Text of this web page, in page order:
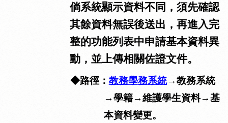
倘系統顯示資料不同，須先確認
其餘資料無誤後送出，再進入完
整的功能列表中申請基本資料異
動，並上傳相關佐證文件。
◆路徑： 教務學務系統→教務系統
→學籍→維護學生資料→基
本資料變更。